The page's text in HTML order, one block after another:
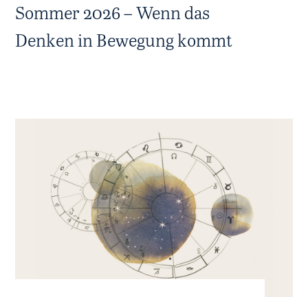
Sommer 2026 – Wenn das
Denken in Bewegung kommt